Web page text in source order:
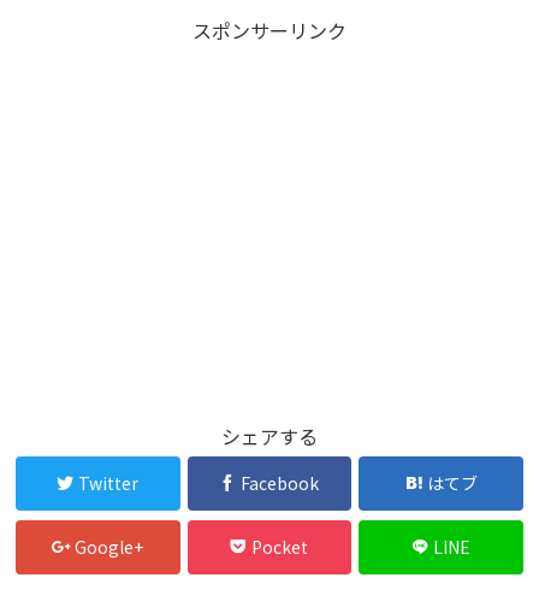
スポンサーリンク
シェアする
Twitter Facebook はてブ
Google+ Pocket LINE